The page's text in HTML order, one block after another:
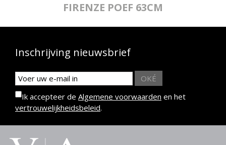
FIRENZE POEF 63CM
Inschrijving nieuwsbrief
OKÉ
Ik accepteer de Algemene voorwaarden en het
vertrouwelijkheidsbeleid.